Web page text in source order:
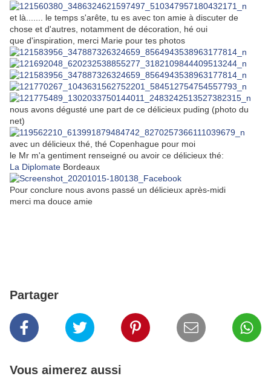
et là....... le temps s'arête, tu es avec ton amie à discuter de
chose et d'autres, notamment de décoration, hé oui
que d'inspiration, merci Marie pour tes photos
nous avons dégusté une part de ce délicieux puding (photo du
net)
avec un délicieux thé, thé Copenhague pour moi
le Mr m'a gentiment renseigné ou avoir ce délicieux thé:
La Diplomate Bordeaux
Pour conclure nous avons passé un délicieux après-midi
merci ma douce amie
Partager
Vous aimerez aussi